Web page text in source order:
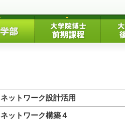
ネットワーク設計活用
ネットワーク構築４